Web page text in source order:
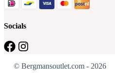
Socials
© Bergmansoutlet.com - 2026